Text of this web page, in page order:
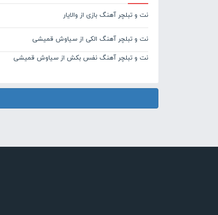
نت و تبلچر آهنگ بازی از والایار
نت و تبلچر آهنگ الکی از سیاوش قمیشی
نت و تبلچر آهنگ نفس بکش از سیاوش قمیشی